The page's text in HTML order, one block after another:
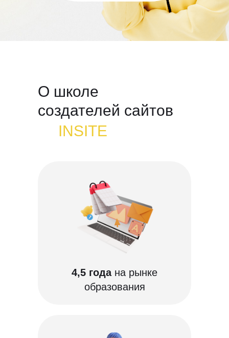
О школе
создателей сайтов
INSITE
4,5 годана рынке
образования